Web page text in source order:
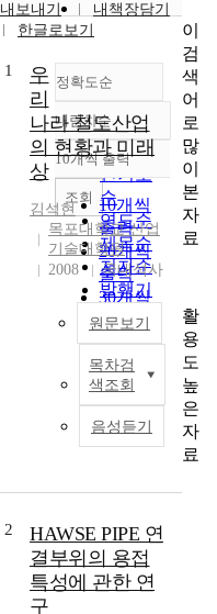
내보내기
내책장담기
한글로보기
정확도순
정확도
순
인기도
순
연도순
제목순
저자순
발행기
관순
내림차순
내림차순
10개씩 출력
10개씩
출력
20개씩
출력
30개씩
출력
50개씩
출력
100개씩
조회
1
우
리
나라 철도산업
의 현황과 미래
상
김석현
목포대학교 산업
기술대학원
2008
국내석사
원문보기
목차검
색조회
음성듣기
2
HAWSE PIPE 연
결부위의 용접
특성에 관한 연
구
이
검
색
어
로
많
이
본
자
료
활
용
도
높
은
자
료